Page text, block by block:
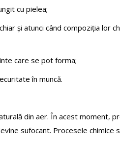
cu pielea;
și atunci când compoziția lor
care se pot forma;
în muncă.
din aer. În acest moment,
sufocant. Procesele chimice